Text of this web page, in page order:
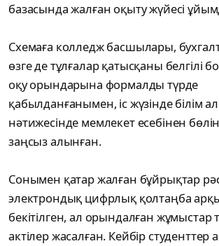
базасында жалған оқыту жүйесі
Схемаға колледж басшылары,
өзге де тұлғалар қатысқаны белгілі
оқу орындарына формалды түрде
қабылданғанымен, іс жүзінде білім
нәтижесінде мемлекет есебінен
заңсыз алынған.
Сонымен қатар жалған бұйрықтар
электрондық цифрлық қолтаңба
бекітілген, ал орындалған жұмыстар
актілер жасалған. Кейбір